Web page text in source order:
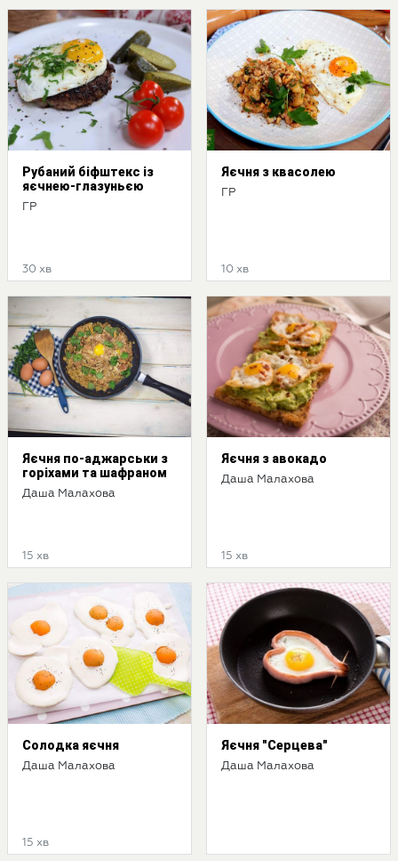
Рубаний біфштекс із
яєчнею-глазуньєю
ГР
30 хв
Яєчня з квасолею
ГР
10 хв
Яєчня по-аджарськи з
горіхами та шафраном
Даша Малахова
15 хв
Яєчня з авокадо
Даша Малахова
15 хв
Солодка яєчня
Даша Малахова
15 хв
Яєчня "Серцева"
Даша Малахова